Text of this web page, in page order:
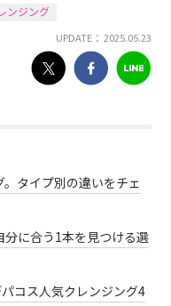
ンジング
UPDATE： 2025.05.23
タイプ別の違いをチェ
に合う1本を見つける選
コス人気クレンジング4